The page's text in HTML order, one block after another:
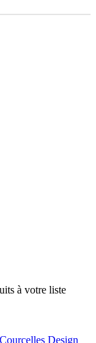
à votre liste
Courcelles Design